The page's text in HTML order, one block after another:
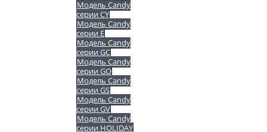
Модель Candy
серии CY
Модель Candy
серии E
Модель Candy
серии GC
Модель Candy
серии GO
Модель Candy
серии GS
Модель Candy
серии GV
Модель Candy
серии HOLIDAY